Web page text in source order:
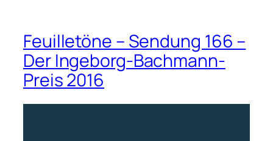
Feuilletöne – Sendung 166 –
Der Ingeborg-Bachmann-
Preis 2016